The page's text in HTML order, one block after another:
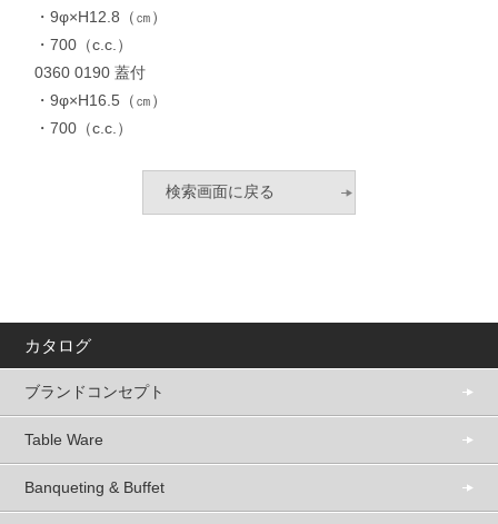
・9φ×H12.8（㎝）
・700（c.c.）
0360 0190 蓋付
・9φ×H16.5（㎝）
・700（c.c.）
カタログ
ブランドコンセプト
Table Ware
Banqueting & Buffet